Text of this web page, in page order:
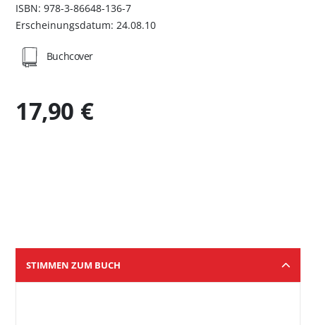
ISBN: 978-3-86648-136-7
Erscheinungsdatum: 24.08.10
17,90 €
Buchcover
STIMMEN ZUM BUCH